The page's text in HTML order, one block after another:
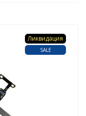
Ликвидация
SALE